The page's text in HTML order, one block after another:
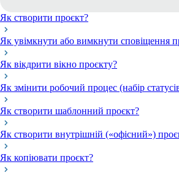
Як створити проєкт?
Як увімкнути або вимкнути сповіщення
Як вікдрити вікно проєкту?
Як змінити робочий процес (набір
Як створити шаблонний проєкт?
Як створити внутрішній («офісний»)
Як копіювати проєкт?